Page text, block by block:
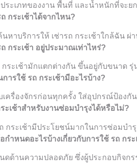
ระเภทของงาน พื้นที่ และน้ำหนักที่จะย
กระเช้าได้จากไหน?
หาบริการให้ เช่ารถ กระเช้าใกล้ฉัน ผ่
กระเช้า อยู่ประมาณเท่าไหร่?
กระเช้ามักแตกต่างกัน ขึ้นอยู่กับขนาด รุ่
ารใช้ รถ กระเช้ามีอะไรบ้าง?
เครื่องจักรก่อนทุกครั้ง ใส่อุปกรณ์ป้องกั
ะเช้าสำหรับงานซ่อมบำรุงได้หรือไม่?
กระเช้ามีประโยชน์มากในการซ่อมบำ
ำหนดอะไรบ้างเกี่ยวกับการใช้ รถ กระ
ดด้านความปลอดภัย ซึ่งผู้ประกอบกิจกร